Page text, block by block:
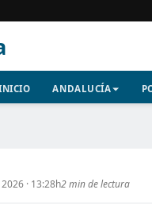
ANDALUCÍA
· 13:28h2 min de lectura